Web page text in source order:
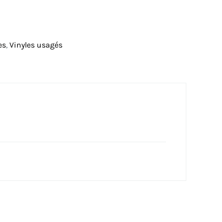
, Vinyles usagés